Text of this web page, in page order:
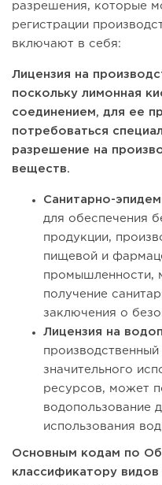
разрешения, которые
регистрации
включают в себя:
Лицензия на
поскольку лимонная
соединением, для ее
потребоваться
разрешение на
веществ.
Санитарно-
для обеспечения
продукции,
пищевой и
промышленности,
получение
заключения о
Лицензия на
значительного
ресурсов, может
водопользование
использования
Основным кодам по
классификатору